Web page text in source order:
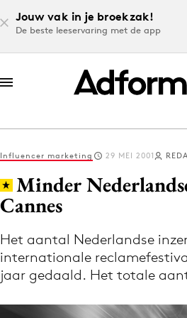
Jouw vak in je broekzak!
De beste leeservaring met de app
Log in
Volg het laatste nieuws
Nieuws
Influencer marketing 29 MEI 2001
Minder
Cannes
Het aantal Nederlandse
internationale
jaar gedaald. Het totale